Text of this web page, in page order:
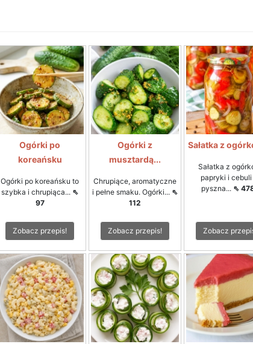
Ogórki po
koreańsku
Ogórki po koreańsku to
szybka i chrupiąca... ⇖
97
Zobacz przepis!
Ogórki z
musztardą...
Chrupiące, aromatyczne
i pełne smaku. Ogórki... ⇖
112
Zobacz przepis!
Sałatka z
Sałatka z
papryki i cebuli
pyszna... ⇖
Zobacz